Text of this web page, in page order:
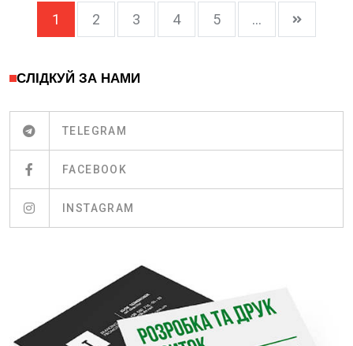
1 2 3 4 5 ...
СЛІДКУЙ ЗА НАМИ
TELEGRAM
FACEBOOK
INSTAGRAM